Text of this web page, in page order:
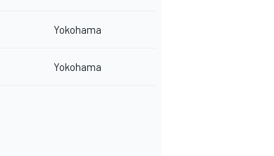
Yokohama
Yokohama